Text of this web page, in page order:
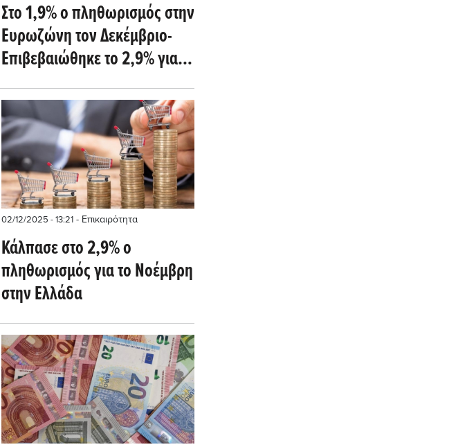
Στο 1,9% ο πληθωρισμός στην
Ευρωζώνη τον Δεκέμβριο-
Επιβεβαιώθηκε το 2,9% για
την Ελλάδα
02/12/2025 - 13:21- Επικαιρότητα
Κάλπασε στο 2,9% ο
πληθωρισμός για το Νοέμβρη
στην Ελλάδα